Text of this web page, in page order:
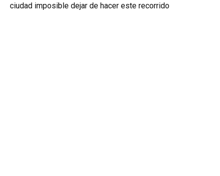
ciudad imposible dejar de hacer este recorrido